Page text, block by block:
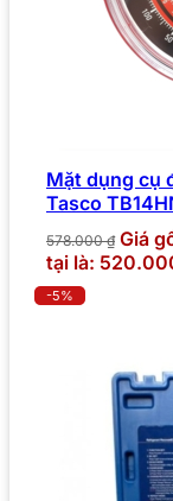
Mặt dụng cụ
Tasco
578.000₫ Giá
tại là:
-5%